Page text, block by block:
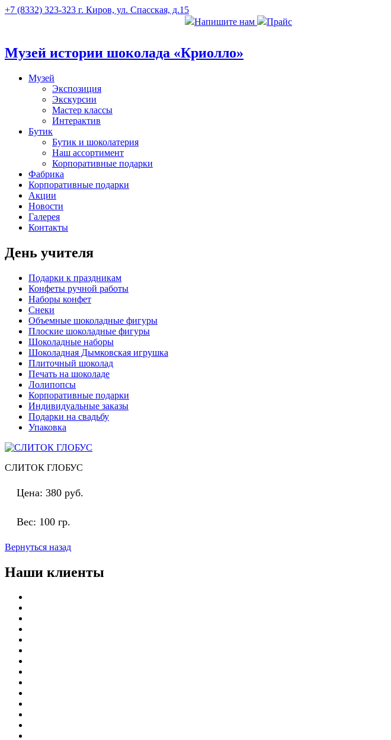
+7 (8332) 323-323 г. Киров, ул. Спасская, д.15
Напишите нам
Прайс
Музей истории шоколада «Криолло»
Музей
Экспозиция
Экскурсии
Мастер классы
Интерактив
Бутик
Бутик и шоколатерия
Наш ассортимент
Корпоративные подарки
Фабрика
Корпоративные подарки
Акции
Новости
Галерея
Контакты
День учителя
Подарки к праздникам
Конфеты ручной работы
Наборы конфет
Снеки
Объемные шоколадные фигуры
Плоские шоколадные фигуры
Шоколадные наборы
Шоколадная Дымковская игрушка
Плиточный шоколад
Печать на шоколаде
Лолипопсы
Корпоративные подарки
Индивидуальные заказы
Подарки на свадьбу
Упаковка
СЛИТОК ГЛОБУС
Цена: 380 руб.
Вес: 100 гр.
Вернуться назад
Наши клиенты